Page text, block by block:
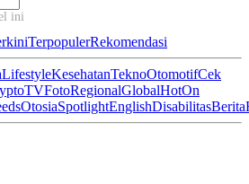
ini...
TerpopulerRekomendasi
LifestyleKesehatanTeknoOtomotifCek
TVFotoRegionalGlobalHotOn
OtosiaSpotlightEnglishDisabilitasBerita